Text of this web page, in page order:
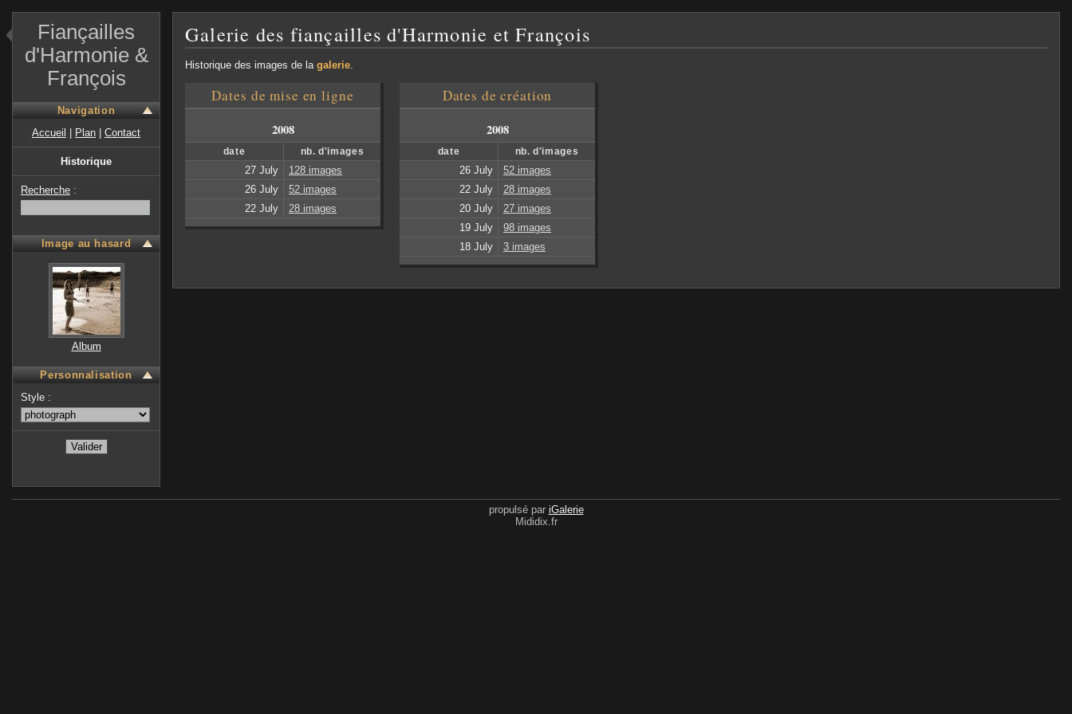
Fiançailles
d'Harmonie &
François
Navigation
Accueil
Plan Contact
Historique
Recherche :
Image au hasard
Album
Personnalisation
Style :
Galerie des fiançailles d'Harmonie et François
Historique des images de la galerie.
Dates de mise en ligne
2008
date nb. d'images
27 July
128 images
26 July
52 images
22 July
28 images
Dates de création
2008
date nb. d'images
26 July
52 images
22 July
28 images
20 July
27 images
19 July
98 images
18 July
3 images
propulsé par iGalerie
Mididix.fr